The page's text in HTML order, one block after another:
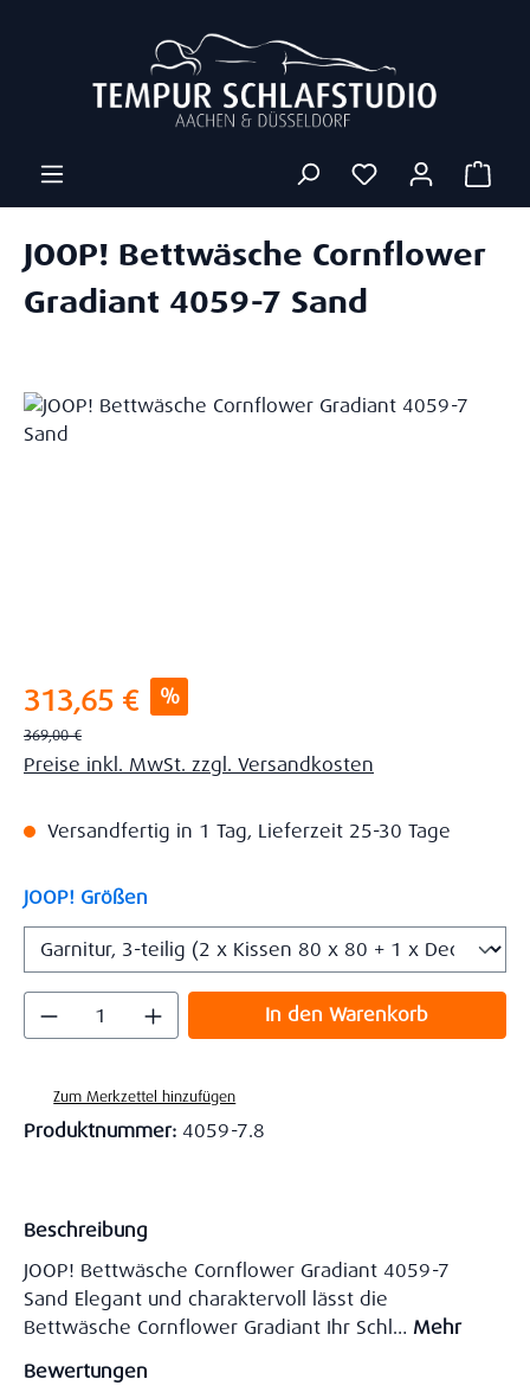
JOOP! Bettwäsche Cornflower
Gradiant 4059-7 Sand
Bildergalerie überspringen
Verkaufspreis:
313,65 € %
Regulärer Preis:
369,00 €
Preise inkl. MwSt. zzgl. Versandkosten
Versandfertig in 1 Tag, Lieferzeit 25-30 Tage
JOOP! Größen
Produkt Anzahl: Gib den gewünschten
In den Warenkorb
Zum Merkzettel hinzufügen
Produktnummer: 4059-7.8
Beschreibung
JOOP! Bettwäsche Cornflower Gradiant 4059-7
Sand Elegant und charaktervoll lässt die
Bettwäsche Cornflower Gradiant Ihr Schl… Mehr
Bewertungen